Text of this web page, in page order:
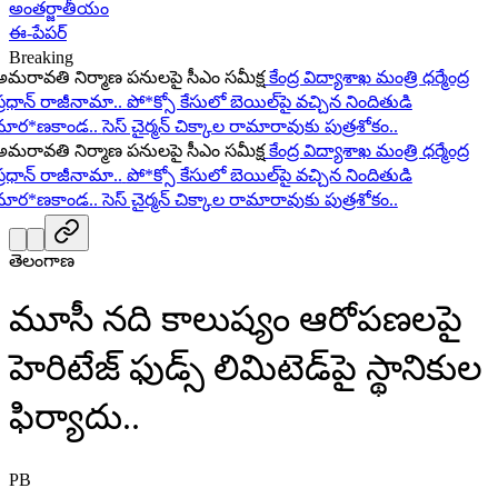
అంతర్జాతీయం
ఈ-పేపర్
Breaking
నిర్మాణ పనులపై సీఎం సమీక్ష కేంద్ర విద్యాశాఖ మంత్రి ధర్మేంద్ర
రాజీనామా.. పో*క్సో కేసులో బెయిల్‌పై వచ్చిన నిందితుడి
సెస్ చైర్మన్ చిక్కాల రామారావుకు పుత్రశోకం..
నిర్మాణ పనులపై సీఎం సమీక్ష కేంద్ర విద్యాశాఖ మంత్రి ధర్మేంద్ర
రాజీనామా.. పో*క్సో కేసులో బెయిల్‌పై వచ్చిన నిందితుడి
సెస్ చైర్మన్ చిక్కాల రామారావుకు పుత్రశోకం..
తెలంగాణ
మూసీ నది కాలుష్యం ఆరోపణలపై
హెరిటేజ్ ఫుడ్స్ లిమిటెడ్‌పై స్థానికుల
ఫిర్యాదు..
PB